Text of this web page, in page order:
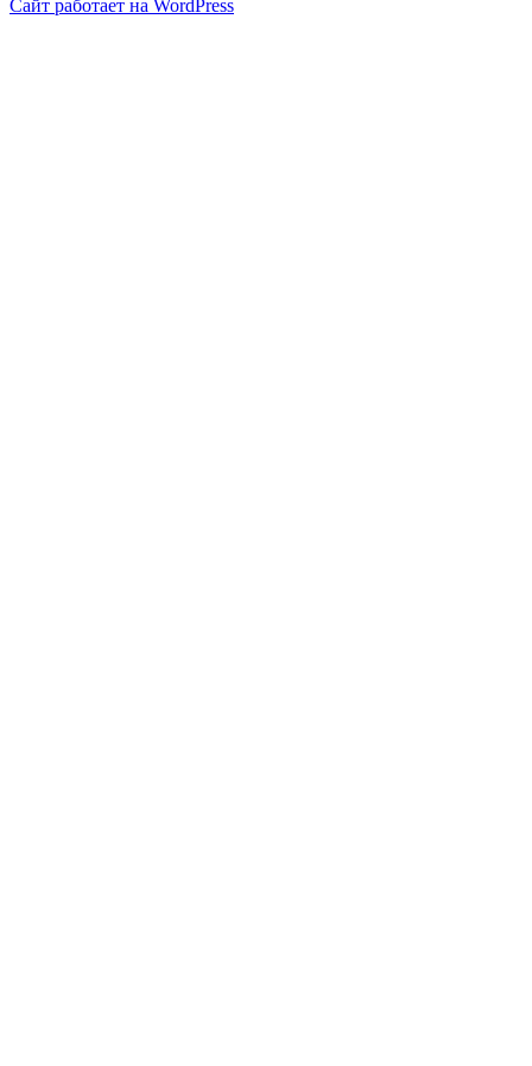
Сайт работает на WordPress